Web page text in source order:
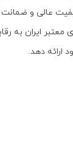
عالی و ضمانت
معتبر ایران به
ارائه دهد.